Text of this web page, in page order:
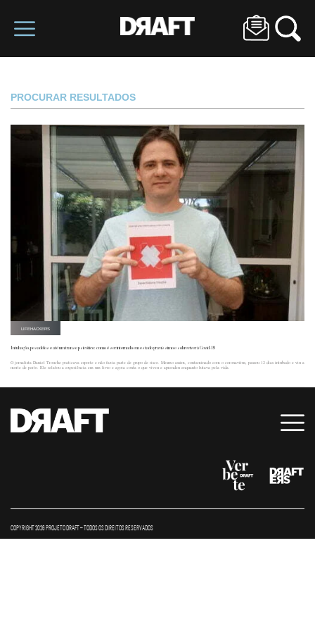
PROCURAR RESULTADOS
LIFEHACKERS
Intubação, pesadelos e até um transe psicótico: como é ser internado em estado gravíssimo e sobreviver à Covid-19
O jornalista Daniel Trouche praticava esporte e não fazia parte de grupo de risco. Mesmo assim, contaminado com o coronavírus, passou 12 dias intubado e viu a
morte de perto. Ele relatou a experiência em um livro e agora conta o que viveu e aprendeu enquanto lutava pela vida.
COPYRIGHT 2026 PROJETO DRAFT – TODOS OS DIREITOS RESERVADOS